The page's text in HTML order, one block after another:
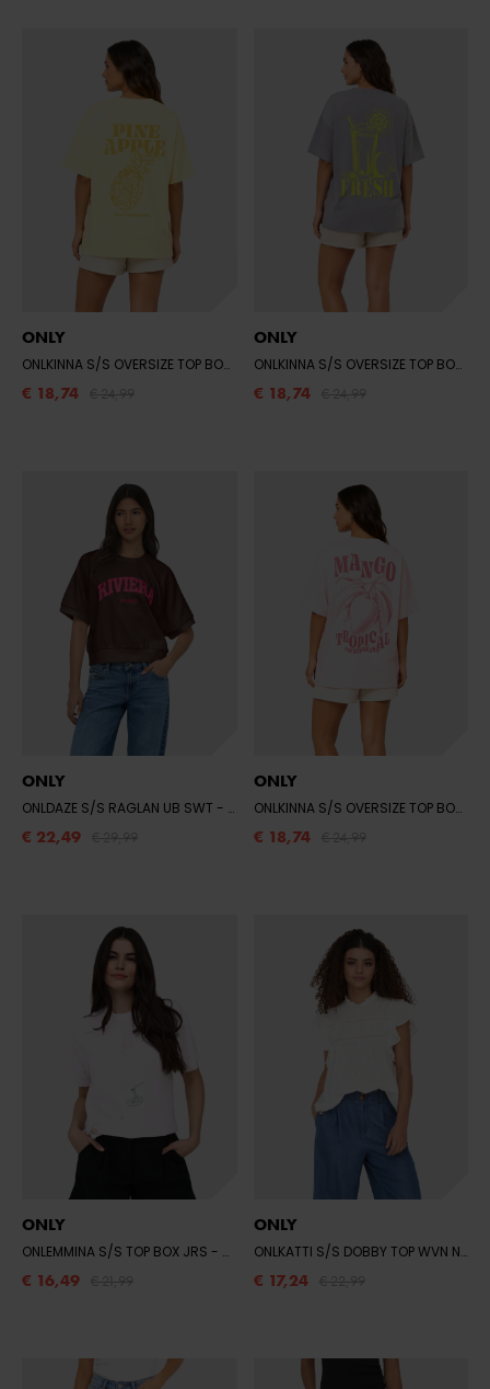
ONLY
ONLKINNA S/S OVERSIZE TOP BOX CS JR - SUNLIGHT/PINEAPPLE TROPICAL
€ 18,74
ONLY
ONLKINNA S/S OVERSIZE TOP BOX CS JR
€ 18,74
ONLY
ONLDAZE S/S RAGLAN UB SWT - CHOCOLATE MARTINI/RIVIERA (PINK)
€ 22,49
ONLY
ONLKINNA S/S OVERSIZE TOP BOX CS JR
€ 18,74
ONLY
ONLEMMINA S/S TOP BOX JRS - BRIGHT WHITE/HEART
€ 16,49
ONLY
ONLKATTI S/S DOBBY TOP WVN NOOS
€ 17,24